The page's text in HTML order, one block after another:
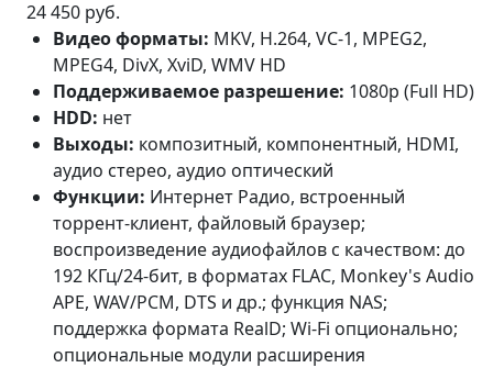
24 450 руб.
Видео форматы: MKV, H.264, VC-1, MPEG2,
MPEG4, DivX, XviD, WMV HD
Поддерживаемое разрешение: 1080p (Full HD)
HDD: нет
Выходы: композитный, компонентный, HDMI,
аудио стерео, аудио оптический
Функции: Интернет Радио, встроенный
торрент-клиент, файловый браузер;
воспроизведение аудиофайлов с качеством: до
192 КГц/24-бит, в форматах FLAC, Monkey's Audio
APE, WAV/PCM, DTS и др.; функция NAS;
поддержка формата RealD; Wi-Fi опционально;
опциональные модули расширения